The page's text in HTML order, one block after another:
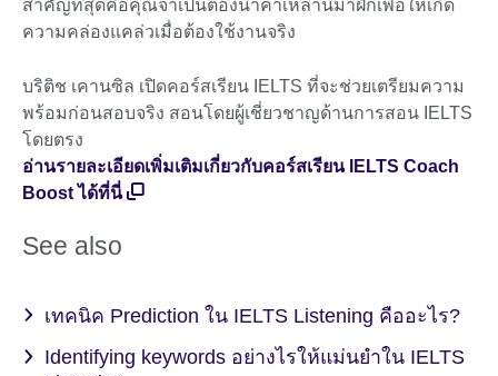
สำคัญที่สุดคือคุณจำเป็นต้องนำคำเหล่านี้มาฝึกเพื่อให้เกิด
ความคล่องแคล่วเมื่อต้องใช้งานจริง
บริติช เคานซิล เปิดคอร์สเรียน IELTS ที่จะช่วยเตรียมความ
พร้อมก่อนสอบจริง สอนโดยผู้เชี่ยวชาญด้านการสอน IELTS
โดยตรง
อ่านรายละเอียดเพิ่มเติมเกี่ยวกับคอร์สเรียน IELTS Coach
Boost ได้ที่นี่
See also
เทคนิค Prediction ใน IELTS Listening คืออะไร?
Identifying keywords อย่างไรให้แม่นยำใน IELTS